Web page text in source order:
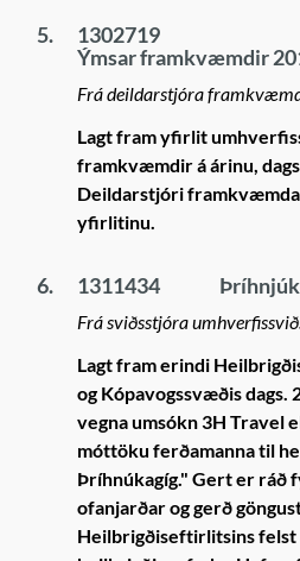
5.
1302719
Ýmsar framkvæmdir
Frá deildarstjóra
Lagt fram yfirlit
framkvæmdir á árinu,
Deildarstjóri
yfirlitinu.
6. 1311434
Frá sviðsstjóra
Lagt fram erindi
og Kópavogssvæðis dags.
vegna umsókn 3H Travel
móttöku ferðamanna til
Þríhnúkagíg." Gert er ráð
ofanjarðar og gerð
Heilbrigðiseftirlitsins felst